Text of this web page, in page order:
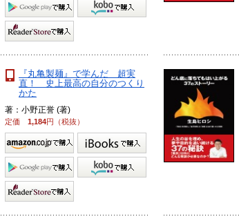
『丸亀製麺』で学んだ 超実
直！ 史上最高の自分のつくり
かた
著：小野正誉 (著)
定価 1,184円（税抜）